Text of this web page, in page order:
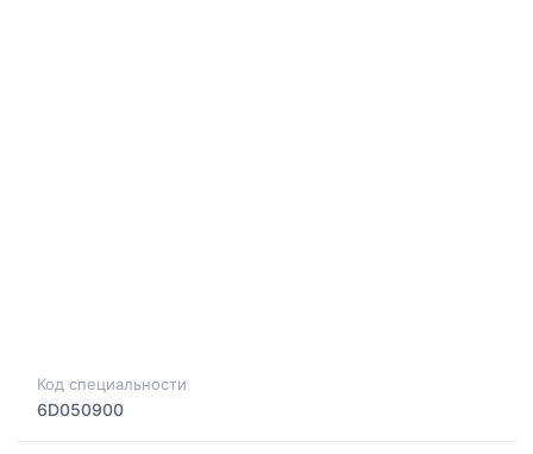
Код специальности
6D050900